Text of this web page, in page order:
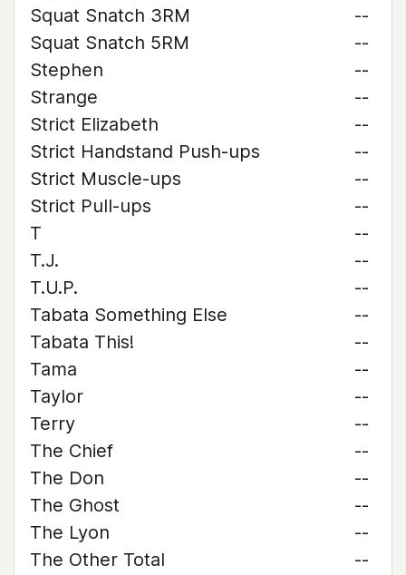
Squat Snatch 3RM
--
Squat Snatch 5RM
--
Stephen
--
Strange
--
Strict Elizabeth
--
Strict Handstand Push-ups
--
Strict Muscle-ups
--
Strict Pull-ups
--
T
--
T.J.
--
T.U.P.
--
Tabata Something Else
--
Tabata This!
--
Tama
--
Taylor
--
Terry
--
The Chief
--
The Don
--
The Ghost
--
The Lyon
--
The Other Total
--